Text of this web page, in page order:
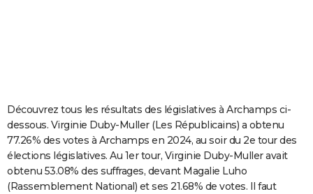
Carte de Noël
Carte Bonne année
Carte Saint-Valentin
Carte Pâques
Carte d'anniversaire
DICTIONNAIRE
Dictionnaire
Biographies
Citations
Expressions
Proverbes
PROGRAMME TV
COPAINS D'AVANT
Découvrez tous les résultats des législatives à Archamps ci-
dessous. Virginie Duby-Muller (Les Républicains) a obtenu
77.26% des votes à Archamps en 2024, au soir du 2e tour des
élections législatives. Au 1er tour, Virginie Duby-Muller avait
obtenu 53.08% des suffrages, devant Magalie Luho
(Rassemblement National) et ses 21.68% de votes. Il faut